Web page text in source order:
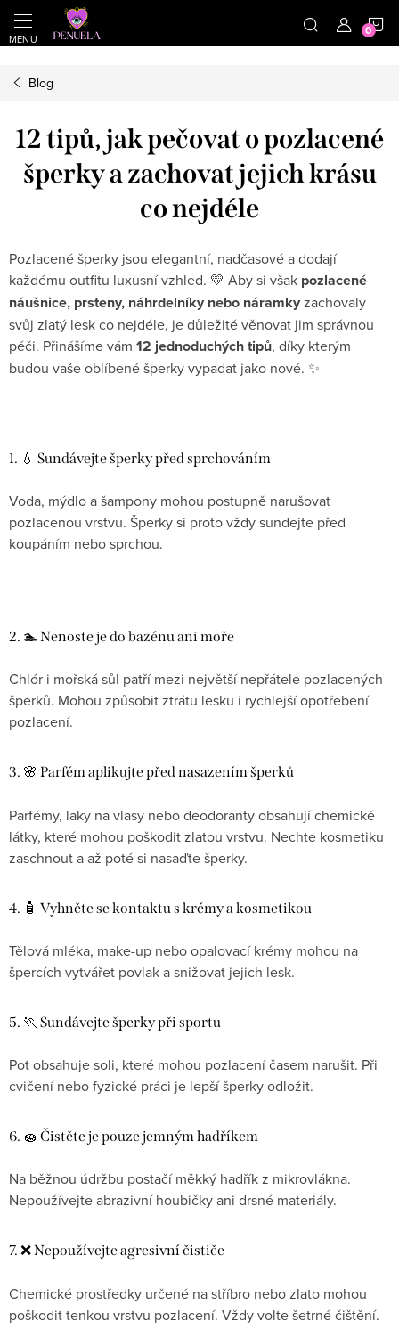
https://cz.pinterest.com/shoppenuela/
Přejít na obsah
Blog
12 tipů, jak pečovat o pozlacené
šperky a zachovat jejich krásu
co nejdéle
Pozlacené šperky jsou elegantní, nadčasové a dodají
každému outfitu luxusní vzhled. 💛 Aby si však pozlacené
náušnice, prsteny, náhrdelníky nebo náramkyzachovaly
svůj zlatý lesk co nejdéle, je důležité věnovat jim správnou
péči. Přinášíme vám 12 jednoduchých tipů, díky kterým
budou vaše oblíbené šperky vypadat jako nové. ✨
1. 💧 Sundávejte šperky před sprchováním
Voda, mýdlo a šampony mohou postupně narušovat
pozlacenou vrstvu. Šperky si proto vždy sundejte před
koupáním nebo sprchou.
2. 🏊 Nenoste je do bazénu ani moře
Chlór i mořská sůl patří mezi největší nepřátele pozlacených
šperků. Mohou způsobit ztrátu lesku i rychlejší opotřebení
pozlacení.
3. 🌸 Parfém aplikujte před nasazením šperků
Parfémy, laky na vlasy nebo deodoranty obsahují chemické
látky, které mohou poškodit zlatou vrstvu. Nechte kosmetiku
zaschnout a až poté si nasaďte šperky.
4. 🧴 Vyhněte se kontaktu s krémy a kosmetikou
Tělová mléka, make-up nebo opalovací krémy mohou na
špercích vytvářet povlak a snižovat jejich lesk.
5. 🏃 Sundávejte šperky při sportu
Pot obsahuje soli, které mohou pozlacení časem narušit. Při
cvičení nebo fyzické práci je lepší šperky odložit.
6. 🧽 Čistěte je pouze jemným hadříkem
Na běžnou údržbu postačí měkký hadřík z mikrovlákna.
Nepoužívejte abrazivní houbičky ani drsné materiály.
7. ❌ Nepoužívejte agresivní čističe
Chemické prostředky určené na stříbro nebo zlato mohou
poškodit tenkou vrstvu pozlacení. Vždy volte šetrné čištění.